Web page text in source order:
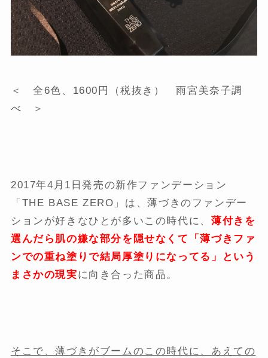
＜ 全6色、1600円（税抜き） 雨宮美奈子調
べ ＞
2017年4月1日発売の新作ファンデーション
「THE BASE ZERO」は、薄づきのファンデー
ションが好きなひとが多いこの時代に、 薄付きを
選んだら 肌の嫌な部分を隠せなくて「薄づきファ
ンでの重ね塗りで結局厚塗りになってる」という
まさかの現実に向き合った商品。
そこで、薄づきがブームのこの時代に、あえての